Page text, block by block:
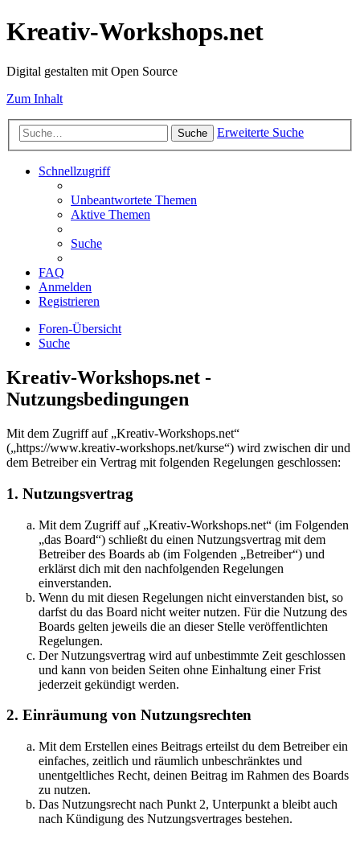
Kreativ-Workshops.net
Digital gestalten mit Open Source
Zum Inhalt
Suche Erweiterte Suche
Schnellzugriff
Unbeantwortete Themen
Aktive Themen
Suche
FAQ
Anmelden
Registrieren
Foren-Übersicht
Suche
Kreativ-Workshops.net -
Nutzungsbedingungen
Mit dem Zugriff auf „Kreativ-Workshops.net“
(„https://www.kreativ-workshops.net/kurse“) wird zwischen dir und
dem Betreiber ein Vertrag mit folgenden Regelungen geschlossen:
1. Nutzungsvertrag
Mit dem Zugriff auf „Kreativ-Workshops.net“ (im Folgenden
„das Board“) schließt du einen Nutzungsvertrag mit dem
Betreiber des Boards ab (im Folgenden „Betreiber“) und
erklärst dich mit den nachfolgenden Regelungen
einverstanden.
Wenn du mit diesen Regelungen nicht einverstanden bist, so
darfst du das Board nicht weiter nutzen. Für die Nutzung des
Boards gelten jeweils die an dieser Stelle veröffentlichten
Regelungen.
Der Nutzungsvertrag wird auf unbestimmte Zeit geschlossen
und kann von beiden Seiten ohne Einhaltung einer Frist
jederzeit gekündigt werden.
2. Einräumung von Nutzungsrechten
Mit dem Erstellen eines Beitrags erteilst du dem Betreiber ein
einfaches, zeitlich und räumlich unbeschränktes und
unentgeltliches Recht, deinen Beitrag im Rahmen des Boards
zu nutzen.
Das Nutzungsrecht nach Punkt 2, Unterpunkt a bleibt auch
nach Kündigung des Nutzungsvertrages bestehen.